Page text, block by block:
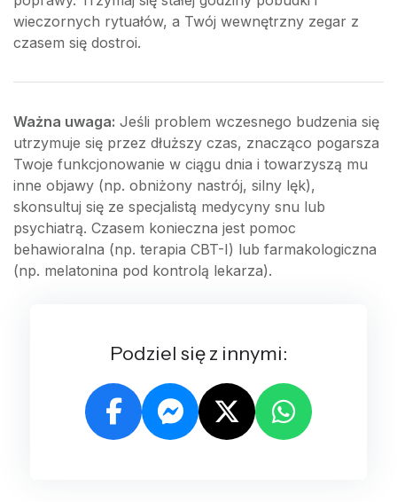
wieczornych rytuałów, a Twój wewnętrzny zegar z
czasem się dostroi.
Ważna uwaga: Jeśli problem wczesnego budzenia się
utrzymuje się przez dłuższy czas, znacząco pogarsza
Twoje funkcjonowanie w ciągu dnia i towarzyszą mu
inne objawy (np. obniżony nastrój, silny lęk),
skonsultuj się ze specjalistą medycyny snu lub
psychiatrą. Czasem konieczna jest pomoc
behawioralna (np. terapia CBT-I) lub farmakologiczna
(np. melatonina pod kontrolą lekarza).
Podziel się z innymi: